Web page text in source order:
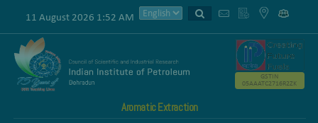
11 August 2026 1:52 AM
Aromatic Extraction
GSTIN
05AAATC2716R2ZK